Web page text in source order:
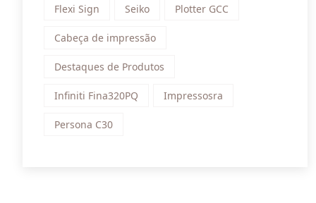
Flexi Sign Seiko Plotter GCC
Cabeça de impressão
Destaques de Produtos
Infiniti Fina320PQ Impressosra
Persona C30